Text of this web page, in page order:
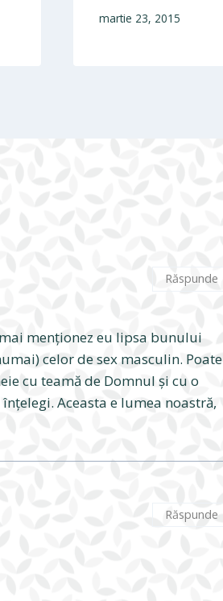
martie 23, 2015
menţionez eu lipsa bunului
celor de sex masculin. Poate
cu teamă de Domnul şi cu o
Aceasta e lumea noastră,
Răspunde
Răspunde